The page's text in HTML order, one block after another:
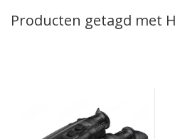
Producten getagd met